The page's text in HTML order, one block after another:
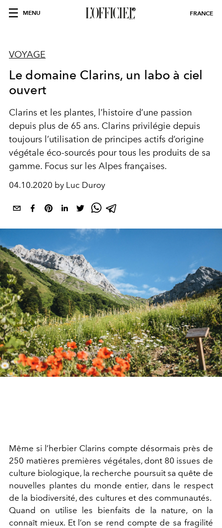
MENU FRANCE
VOYAGE
Le domaine Clarins, un labo à ciel
ouvert
Clarins et les plantes, l’histoire d’une passion
depuis plus de 65 ans. Clarins privilégie depuis
toujours l’utilisation de principes actifs d’origine
végétale éco-sourcés pour tous les produits de sa
gamme. Focus sur les Alpes françaises.
04.10.2020 by Luc Duroy
Même si l’herbier Clarins compte désormais près de
250 matières premières végétales, dont 80 issues de
culture biologique, la recherche poursuit sa quête de
nouvelles plantes du monde entier, dans le respect
de la biodiversité, des cultures et des communautés.
Quand on utilise les bienfaits de la nature, on la
connaît mieux. Et l’on se rend compte de sa fragilité